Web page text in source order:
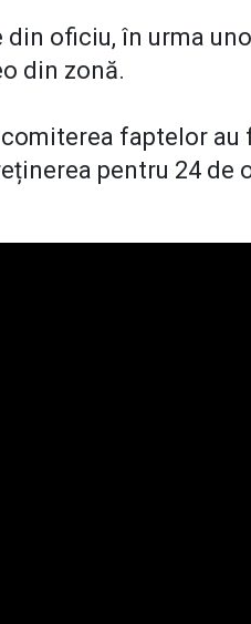
oficiu, în urma
din zonă.
faptelor
pentru 24 de